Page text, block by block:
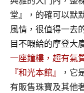
合
作
達
人
對
象。
堂』，的確可以默
風情，很值得一去
目不暇給的摩登大
一座鐘樓，超有氣
『和光本館』
，它
有販售珠寶及其他